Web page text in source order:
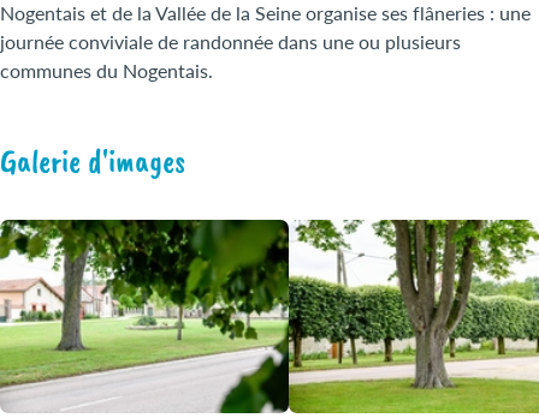
Nogentais et de la Vallée de la Seine organise ses flâneries : une
journée conviviale de randonnée dans une ou plusieurs
communes du Nogentais.
Galerie d'images